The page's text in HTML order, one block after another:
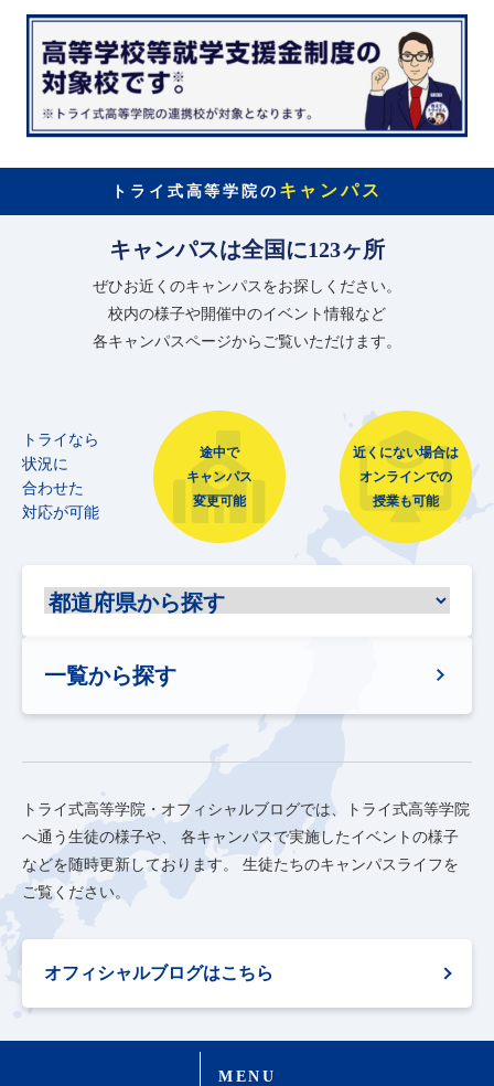
トライ式高等学院の キャンパス
キャンパスは全国に123ヶ所
ぜひお近くのキャンパスをお探しください。
校内の様子や開催中のイベント情報など
各キャンパスページからご覧いただけます。
トライなら
状況に
合わせた
対応が可能
途中で
キャンパス
変更可能
近くにない場合は
オンラインでの
授業も可能
一覧から探す
トライ式高等学院・オフィシャルブログでは、トライ式高等学院
へ通う生徒の様子や、
各キャンパスで実施したイベントの様子
などを随時更新しております。
生徒たちのキャンパスライフを
ご覧ください。
オフィシャルブログはこちら
MENU